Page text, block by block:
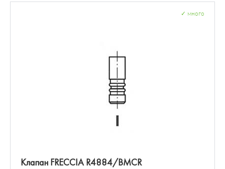
Клапан FRECCIA R4884/BMCR
много